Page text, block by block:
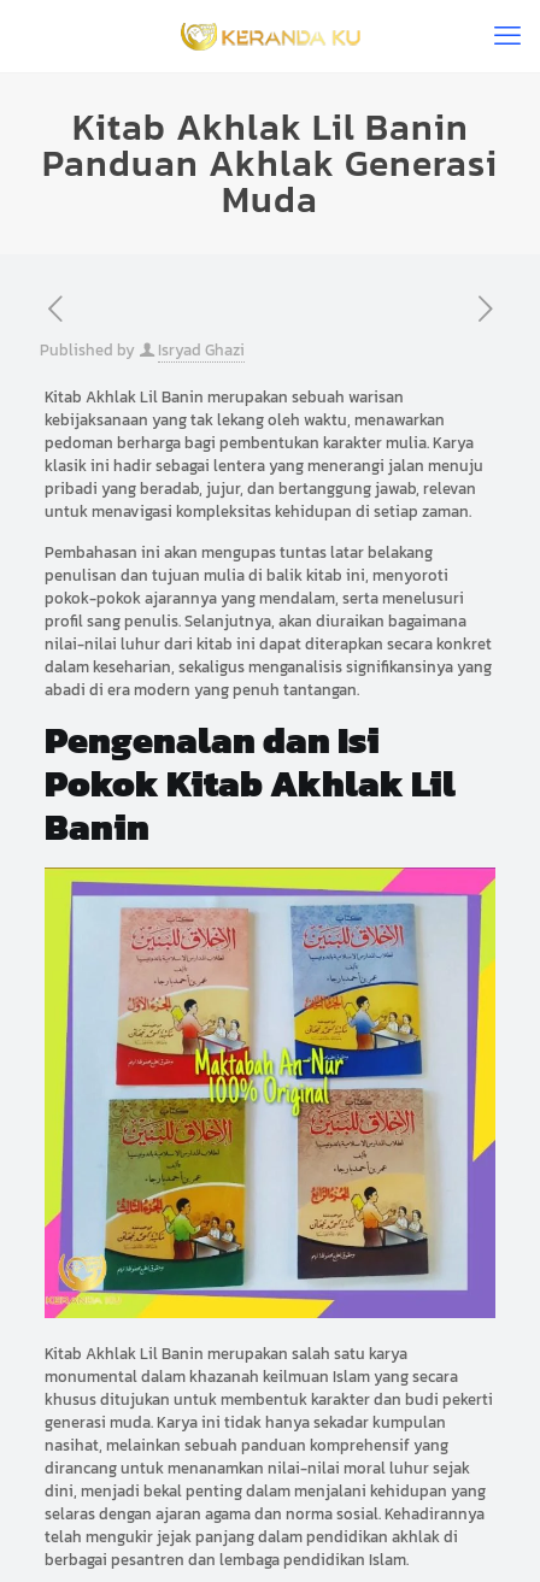
Kitab Akhlak Lil Banin
Panduan Akhlak Generasi
Muda
Published by Isryad Ghazi
Kitab Akhlak Lil Banin merupakan sebuah warisan
kebijaksanaan yang tak lekang oleh waktu, menawarkan
pedoman berharga bagi pembentukan karakter mulia. Karya
klasik ini hadir sebagai lentera yang menerangi jalan menuju
pribadi yang beradab, jujur, dan bertanggung jawab, relevan
untuk menavigasi kompleksitas kehidupan di setiap zaman.
Pembahasan ini akan mengupas tuntas latar belakang
penulisan dan tujuan mulia di balik kitab ini, menyoroti
pokok-pokok ajarannya yang mendalam, serta menelusuri
profil sang penulis. Selanjutnya, akan diuraikan bagaimana
nilai-nilai luhur dari kitab ini dapat diterapkan secara konkret
dalam keseharian, sekaligus menganalisis signifikansinya yang
abadi di era modern yang penuh tantangan.
Pengenalan dan Isi
Pokok Kitab Akhlak Lil
Banin
Kitab Akhlak Lil Banin merupakan salah satu karya
monumental dalam khazanah keilmuan Islam yang secara
khusus ditujukan untuk membentuk karakter dan budi pekerti
generasi muda. Karya ini tidak hanya sekadar kumpulan
nasihat, melainkan sebuah panduan komprehensif yang
dirancang untuk menanamkan nilai-nilai moral luhur sejak
dini, menjadi bekal penting dalam menjalani kehidupan yang
selaras dengan ajaran agama dan norma sosial. Kehadirannya
telah mengukir jejak panjang dalam pendidikan akhlak di
berbagai pesantren dan lembaga pendidikan Islam.